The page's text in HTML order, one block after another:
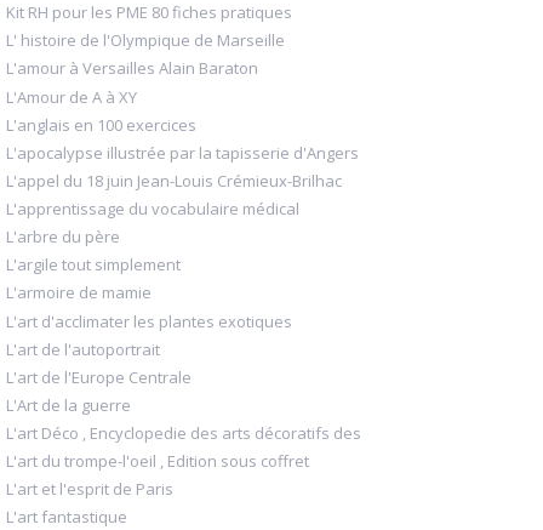
Kit RH pour les PME 80 fiches pratiques
L' histoire de l'Olympique de Marseille
L'amour à Versailles Alain Baraton
L'Amour de A à XY
L'anglais en 100 exercices
L'apocalypse illustrée par la tapisserie d'Angers
L'appel du 18 juin Jean-Louis Crémieux-Brilhac
L'apprentissage du vocabulaire médical
L'arbre du père
L'argile tout simplement
L'armoire de mamie
L'art d'acclimater les plantes exotiques
L'art de l'autoportrait
L'art de l'Europe Centrale
L'Art de la guerre
L'art Déco , Encyclopedie des arts décoratifs des
L'art du trompe-l'oeil , Edition sous coffret
L'art et l'esprit de Paris
L'art fantastique